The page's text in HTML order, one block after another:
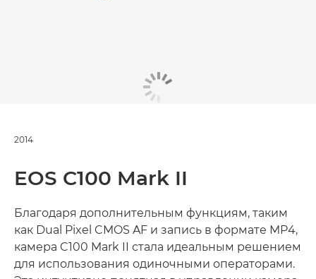
2014
EOS C100 Mark II
Благодаря дополнительным функциям, таким
как Dual Pixel CMOS AF и запись в формате MP4,
камера C100 Mark II стала идеальным решением
для использования одиночными операторами.